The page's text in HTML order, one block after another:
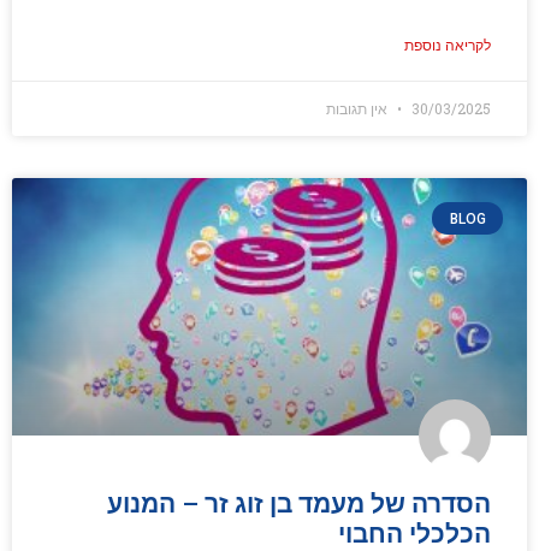
לקריאה נוספת
30/03/2025 אין תגובות
BLOG
הסדרה של מעמד בן זוג זר – המנוע
הכלכלי החבוי